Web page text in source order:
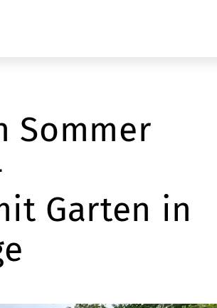
Sommer
Garten in